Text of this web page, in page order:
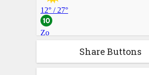
Share Buttons